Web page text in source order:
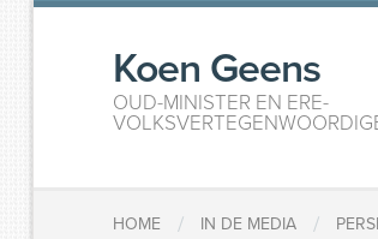
Koen Geens
OUD-MINISTER EN ERE-
HOME / IN DE MEDIA /